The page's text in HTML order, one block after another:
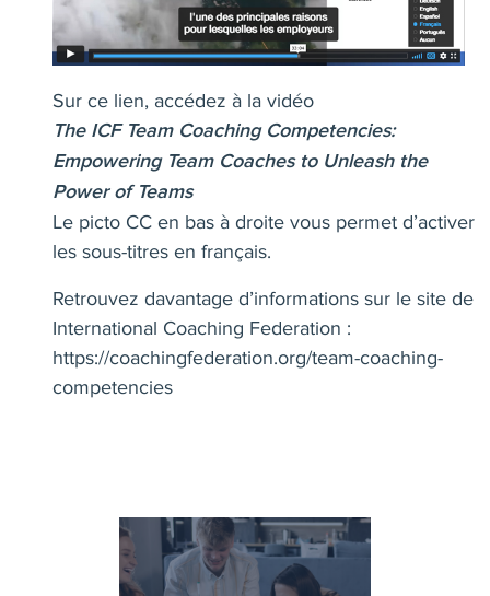
Sur ce lien, accédez à la vidéo
The ICF Team Coaching Competencies:
Empowering Team Coaches to Unleash the
Power of Teams
Le picto CC en bas à droite vous permet d’activer
les sous-titres en français.
Retrouvez davantage d’informations sur le site de
International Coaching Federation :
https://coachingfederation.org/team-coaching-
competencies